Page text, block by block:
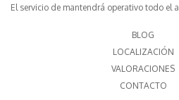
El servicio de mantendrá operativo todo el
BLOG
LOCALIZACIÓN
VALORACIONES
CONTACTO